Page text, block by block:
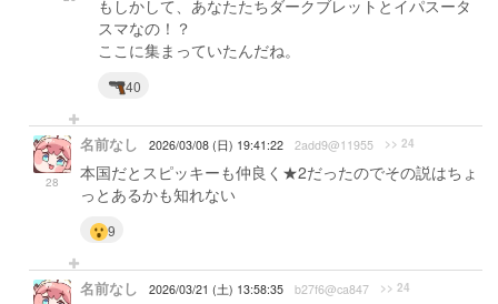
もしかして、あなたたちダークブレットとイパスータ
スマなの！？
ここに集まっていたんだね。
40
28
名前なし 2026/03/08 (日) 19:41:22 2add9@11955 >> 24
本国だとスピッキーも仲良く★2だったのでその説はちょ
っとあるかも知れない
9
名前なし 2026/03/21 (土) 13:58:35 b27f6@ca847 >> 24